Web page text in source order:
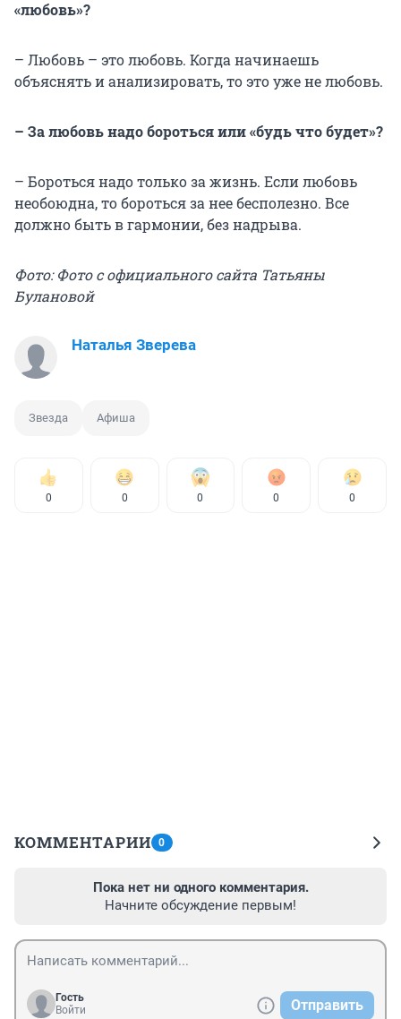
«любовь»?
– Любовь – это любовь. Когда начинаешь
объяснять и анализировать, то это уже не любовь.
– За любовь надо бороться или «будь что будет»?
– Бороться надо только за жизнь. Если любовь
необоюдна, то бороться за нее бесполезно. Все
должно быть в гармонии, без надрыва.
Фото: Фото с официального сайта Татьяны
Булановой
Наталья Зверева
Звезда Афиша
0 0 0 0 0
КОММЕНТАРИИ 0
Пока нет ни одного комментария.
Начните обсуждение первым!
Гость
Войти
Отправить